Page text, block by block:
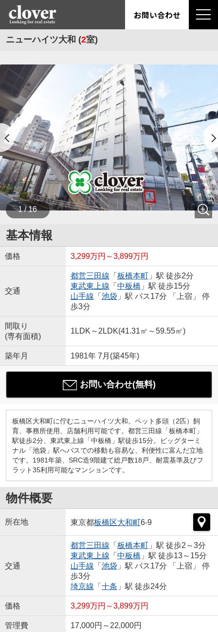
お問い合わせ
ニューハイツ大和 (2室)
1 / 16
基本情報
価格 3,299万円～3,899万円
交通
都営三田線 「 板橋本町」駅 徒歩2分
東武東上線 「 中板橋 」駅 徒歩15分
山手線 「 池袋 」駅 バス17分 「上宿」 停
歩3分
間取り
(専有面積)
1LDK～2LDK(41.31㎡～59.55㎡)
築年月 1981年 7月(築45年)
お問い合わせ(無料)
板橋区大和町に佇むニューハイツ大和。ペット多頭（2匹）飼
育、事務所使用、店舗利用可能です。都営三田線「板橋本町」
駅徒歩2分、東武東上線「中板橋」駅徒歩15分。ビッグターミ
ナル「池袋」駅へバスでの移動も容易な、利便性に富んだ立地
です。1981年築、SRC造9階建て総戸数18戸、耐震基準及びフ
ラット35利用可能なマンションです。
物件概要
所在地 東京都板橋区大和町6-9
交通
都営三田線 「 板橋本町」駅 徒歩2～3分
東武東上線 「 中板橋 」駅 徒歩13～15分
山手線 「 池袋 」駅 バス17分 「上宿」 停
歩3分
埼京線 「 十条 」駅 徒歩24分
価格 3,299万円～3,899万円
管理費 17,000円～22,000円